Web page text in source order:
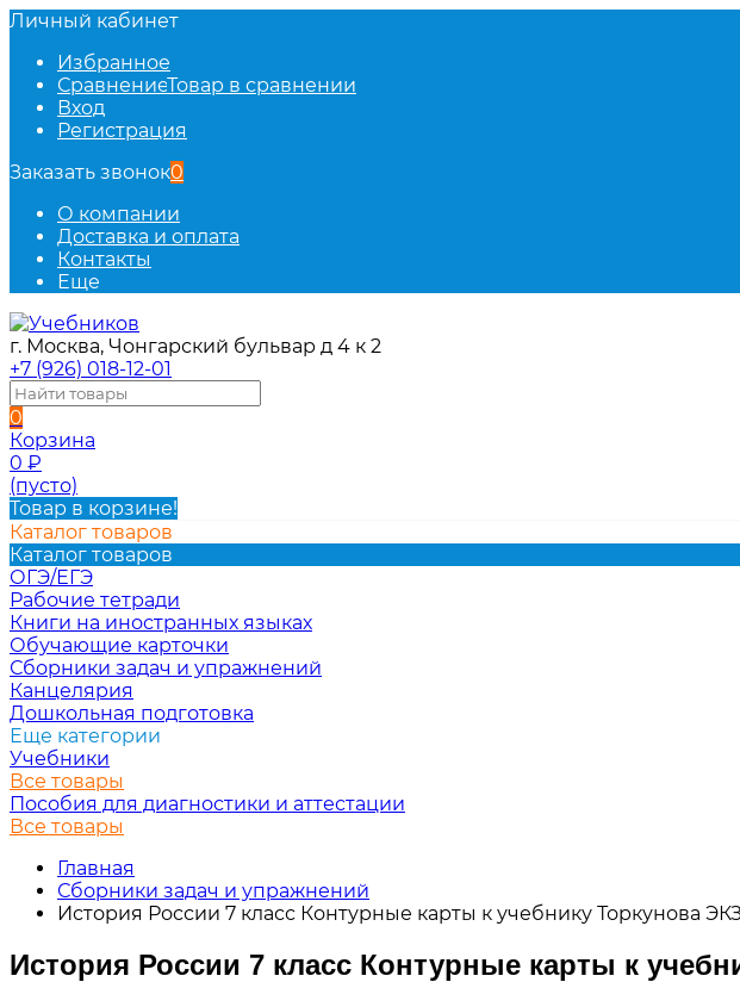
Личный кабинет
Избранное
СравнениеТовар в сравнении
Вход
Регистрация
Заказать звонок0
О компании
Доставка и оплата
Контакты
Еще
г. Москва, Чонгарский бульвар д 4 к 2
+7 (926) 018-12-01
0
Корзина
0 ₽
(пусто)
Товар в корзине!
Каталог товаров
Каталог товаров
ОГЭ/ЕГЭ
Рабочие тетради
Книги на иностранных языках
Обучающие карточки
Сборники задач и упражнений
Канцелярия
Дошкольная подготовка
Еще категории
Учебники
Все товары
Пособия для диагностики и аттестации
Все товары
Главная
Сборники задач и упражнений
История России 7 класс Контурные карты к учебнику Торкунова
История России 7 класс Контурные карты к